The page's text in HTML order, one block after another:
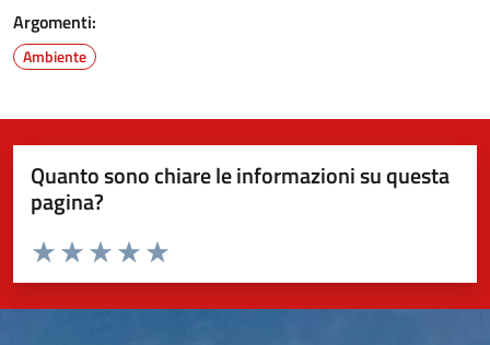
Argomenti:
Ambiente
Quanto sono chiare le informazioni su questa
pagina?
Valuta da 1 a 5 stelle la pagina
Valuta 5 stelle su 5
Valuta 4 stelle su 5
Valuta 3 stelle su 5
Valuta 2 stelle su 5
Valuta 1 stelle su 5